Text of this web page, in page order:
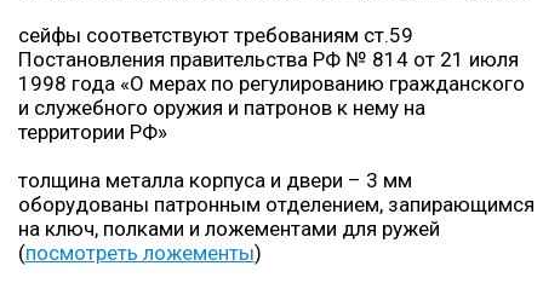
сейфы соответствуют требованиям ст.59
Постановления правительства РФ № 814 от 21 июля
1998 года «О мерах по регулированию гражданского
и служебного оружия и патронов к нему на
территории РФ»
толщина металла корпуса и двери – 3 мм
оборудованы патронным отделением, запирающимся
на ключ, полками и ложементами для ружей
(посмотреть ложементы)